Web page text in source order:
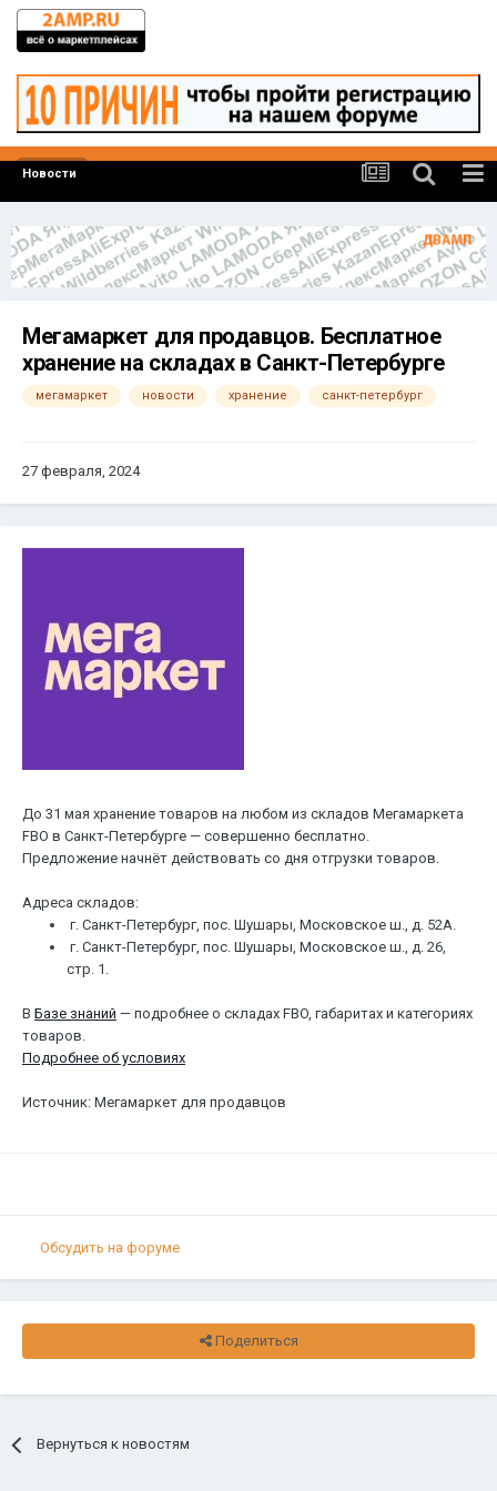
Новости
Мегамаркет для продавцов. Бесплатное
хранение на складах в Санкт-Петербурге
мегамаркет новости хранение санкт-петербург
27 февраля, 2024
До 31 мая хранение товаров на любом из складов Мегамаркета
FBO в Санкт-Петербурге — совершенно бесплатно.
Предложение начнёт действовать со дня отгрузки товаров.
Адреса складов:
г. Санкт-Петербург, пос. Шушары, Московское ш., д. 52A.
г. Санкт-Петербург, пос. Шушары, Московское ш., д. 26,
стр. 1.
В Базе знаний — подробнее о складах FBO, габаритах и категориях
товаров.
Подробнее об условиях
Источник: Мегамаркет для продавцов
Обсудить на форуме
Поделиться
Вернуться к новостям